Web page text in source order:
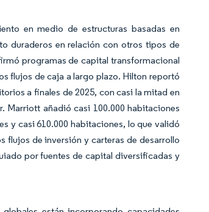
en medio de estructuras basadas en
duraderos en relación con otros tipos de
programas de capital transformacional
flujos de caja a largo plazo. Hilton reportó
a finales de 2025, con casi la mitad en
Marriott añadió casi 100.000 habitaciones
y casi 610.000 habitaciones, lo que validó
flujos de inversión y carteras de desarrollo
por fuentes de capital diversificadas y